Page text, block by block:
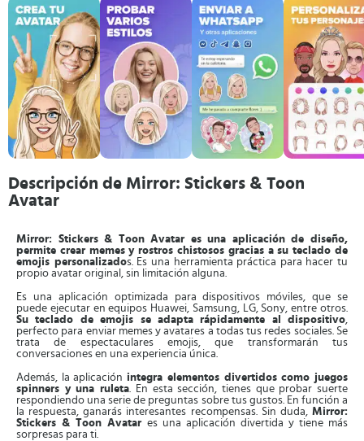
Descripción de Mirror: Stickers & Toon
Avatar
Mirror: Stickers & Toon Avatar es una aplicación de diseño,
permite crear memes y rostros chistosos gracias a su teclado de
emojis personalizados. Es una herramienta práctica para hacer tu
propio avatar original, sin limitación alguna.
Es una aplicación optimizada para dispositivos móviles, que se
puede ejecutar en equipos Huawei, Samsung, LG, Sony, entre otros.
Su teclado de emojis se adapta rápidamente al dispositivo,
perfecto para enviar memes y avatares a todas tus redes sociales. Se
trata de espectaculares emojis, que transformarán tus
conversaciones en una experiencia única.
Además, la aplicación integra elementos divertidos como juegos
spinners y una ruleta. En esta sección, tienes que probar suerte
respondiendo una serie de preguntas sobre tus gustos. En función a
la respuesta, ganarás interesantes recompensas. Sin duda, Mirror:
Stickers & Toon Avatar es una aplicación divertida y tiene más
sorpresas para ti.